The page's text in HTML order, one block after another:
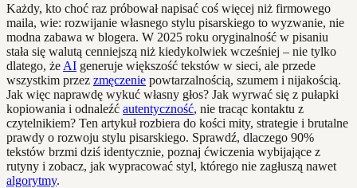
Każdy, kto choć raz próbował napisać coś więcej niż firmowego
maila, wie: rozwijanie własnego stylu pisarskiego to wyzwanie, nie
modna zabawa w blogera. W 2025 roku oryginalność w pisaniu
stała się walutą cenniejszą niż kiedykolwiek wcześniej – nie tylko
dlatego, że AI generuje większość tekstów w sieci, ale przede
wszystkim przez zmęczenie powtarzalnością, szumem i nijakością.
Jak więc naprawdę wykuć własny głos? Jak wyrwać się z pułapki
kopiowania i odnaleźć autentyczność, nie tracąc kontaktu z
czytelnikiem? Ten artykuł rozbiera do kości mity, strategie i brutalne
prawdy o rozwoju stylu pisarskiego. Sprawdź, dlaczego 90%
tekstów brzmi dziś identycznie, poznaj ćwiczenia wybijające z
rutyny i zobacz, jak wypracować styl, którego nie zagłuszą nawet
algorytmy.